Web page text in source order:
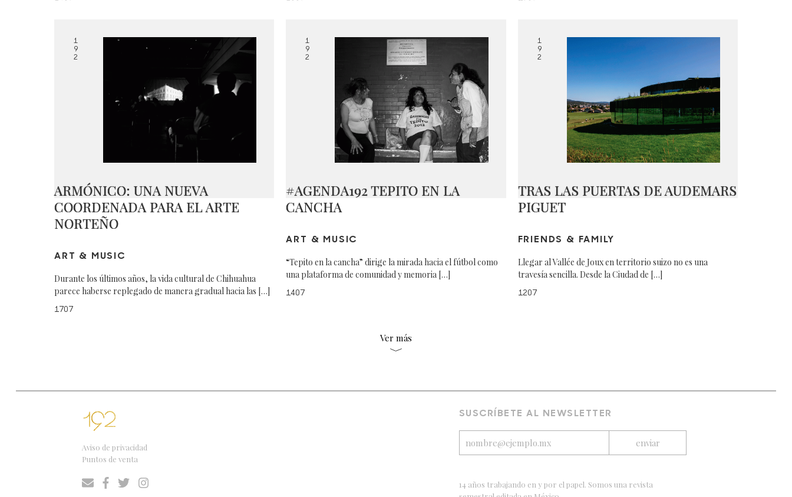
1
9
2
ARMÓNICO: UNA NUEVA
COORDENADA PARA EL ARTE
NORTEÑO
ART & MUSIC
Durante los últimos años, la vida cultural de Chihuahua
parece haberse replegado de manera gradual hacia las […]
1707
1
9
2
#AGENDA192 TEPITO EN LA
CANCHA
ART & MUSIC
“Tepito en la cancha” dirige la mirada hacia el fútbol como
una plataforma de comunidad y memoria […]
1407
1
9
2
TRAS LAS PUERTAS DE AUDEMARS
PIGUET
FRIENDS & FAMILY
Llegar al Vallée de Joux en territorio suizo no es una
travesía sencilla. Desde la Ciudad de […]
1207
Ver más
Aviso de privacidad
Puntos de venta
SUSCRÍBETE AL NEWSLETTER
14 años trabajando en y por el papel. Somos una revista